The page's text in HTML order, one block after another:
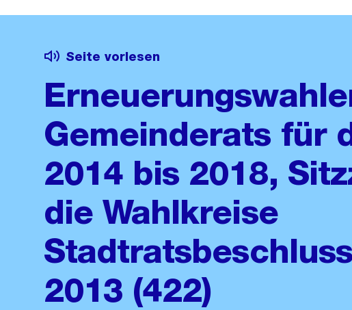
Seite vorlesen
Gemeinderats für
2014 bis 2018,
die Wahlkreise
2013 (422)